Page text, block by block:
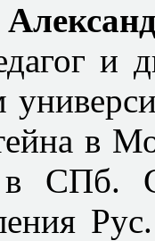
и
в
в СПб.